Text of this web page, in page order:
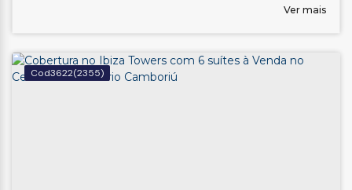
Ver mais
3622(2355)